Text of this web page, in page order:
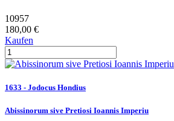
10957
180,00 €
Kaufen
1633 - Jodocus Hondius
Abissinorum sive Pretiosi Ioannis Imperiu